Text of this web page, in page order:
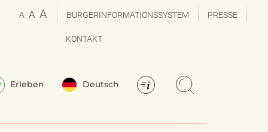
A A A BÜRGERINFORMATIONSSYSTEM PRESSE
KONTAKT
Erleben Deutsch